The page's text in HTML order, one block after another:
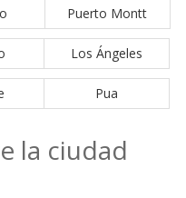
Puerto Montt
Los Ángeles
Pua
la ciudad